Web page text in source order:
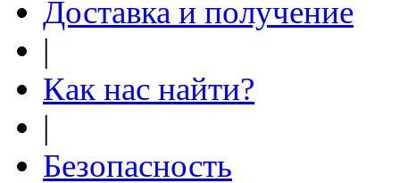
Доставка и получение
|
Как нас найти?
|
Безопасность